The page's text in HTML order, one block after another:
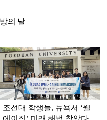
의 날
조선대 학생들, 뉴욕서 ‘웰
에이징’ 미래 해법 찾았다